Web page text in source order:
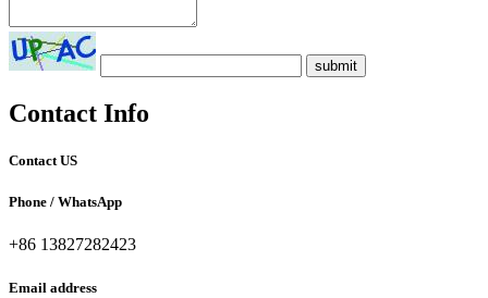
submit
Contact Info
Contact US
Phone / WhatsApp
+86 13827282423
Email address